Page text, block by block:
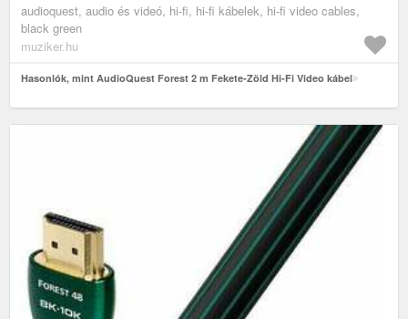
audioquest, audio és videó, hi-fi, hi-fi kábelek, hi-fi video cables,
black green
muziker.hu
Hasonlók, mint AudioQuest Forest 2 m Fekete-Zöld Hi-Fi Video kábel